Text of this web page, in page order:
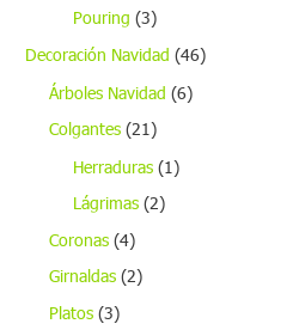
Pouring (3)
Decoración Navidad (46)
Árboles Navidad (6)
Colgantes (21)
Herraduras (1)
Lágrimas (2)
Coronas (4)
Girnaldas (2)
Platos (3)